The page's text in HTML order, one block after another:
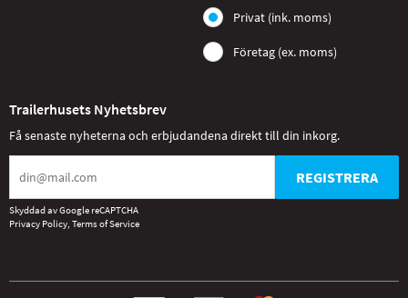
Privat (ink. moms)
Företag (ex. moms)
Trailerhusets Nyhetsbrev
Få senaste nyheterna och erbjudandena direkt till din inkorg.
REGISTRERA
Skyddad av Google reCAPTCHA
Privacy Policy, Terms of Service